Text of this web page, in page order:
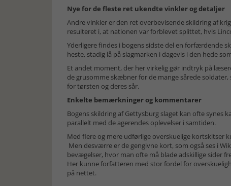
Nye for de fleste ret ukendte vinkler og detaljer
Andre vinkler er den ret overbevisende skildring af
resulteret i, at nationen var forblevet splittet, hvis
Yderligere findes i bogens sidste del en forfærdende
heste, stadig lå på slagmarken i dagevis i den hede
Et andet moment, der her virkelig gør indtryk på
de grusomme skæbner for de mange sårede
for tørsten og deres sår.
Enkelte bemærkninger og kommentarer
Bogens skildring af Gettysburg slaget kan ofte synes
parallelt med de agerendes oplevelser i samtiden.
Med flere og mere udførlige overskuelige kortskitser
Men desværre er de gengivne kort, som også ses i
bevægelser, hvor man ofte må blade adskillige sider
Her kunne forfatteren med stor fordel for
på nettet.